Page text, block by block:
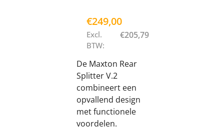
€249,00
Excl.
BTW:
€205,79
De Maxton Rear
Splitter V.2
combineert een
opvallend design
met functionele
voordelen.